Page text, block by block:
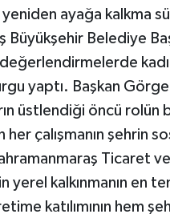
ayağa kalkma
Belediye
değerlendirmelerde
yaptı. Başkan
üstlendiği öncü rolün
çalışmanın şehrin
Ticaret
yerel kalkınmanın en
katılımının hem